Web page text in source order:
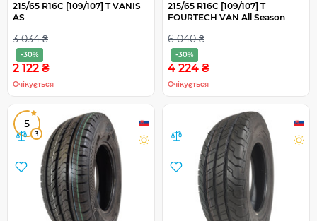
215/65 R16C [109/107] T VANIS
AS
3 034 ₴
-30%
2 122 ₴
Очікується
215/65 R16C [109/107] T
FOURTECH VAN All Season
6 040 ₴
-30%
4 224 ₴
Очікується
5
3